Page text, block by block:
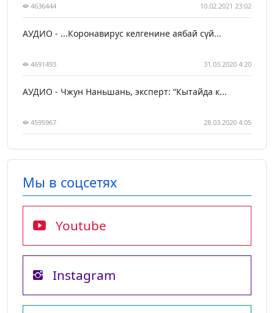
4636444 10.02.2021 23:02
АУДИО - ...Коронавирус келгенине аябай сүй...
4691493 31.03.2020 4:20
АУДИО - Чжун Наньшань, эксперт: “Кытайда к...
4595967 28.03.2020 4:05
Мы в соцсетях
Youtube
Instagram